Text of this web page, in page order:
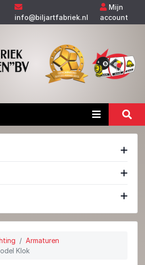
info@biljartfabriek.nl
Mijn
account
Armaturen
Klok